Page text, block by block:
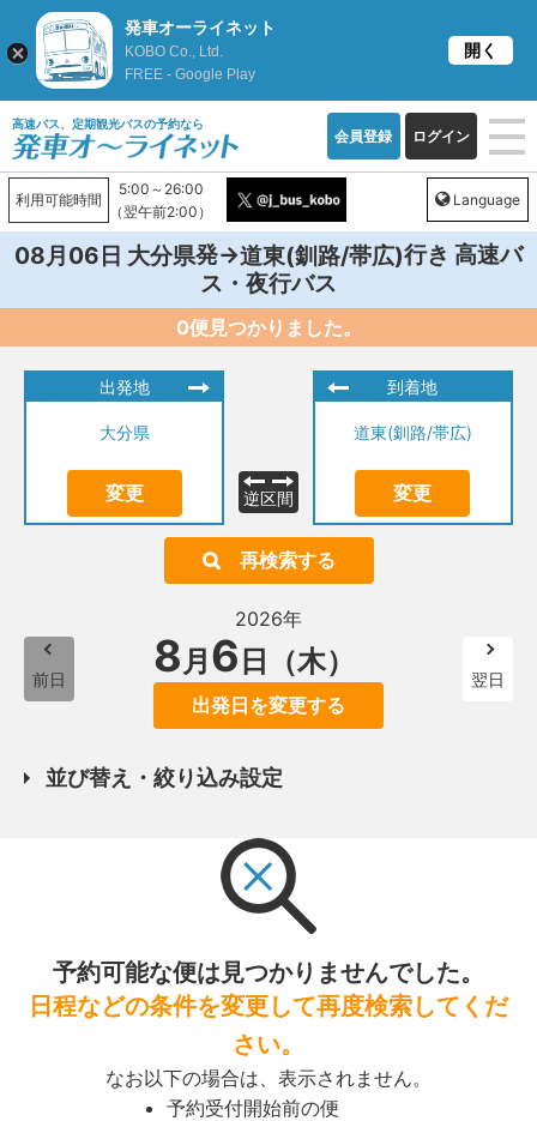
高速バス、定期観光バスの予約なら
会員登録 ログイン
利用可能時間
5:00～26:00
（翌午前2:00）
Language
08月06日 大分県発→道東(釧路/帯広)行き 高速バ
ス・夜行バス
0便見つかりました。
出発地
大分県
変更 逆区間
到着地
道東(釧路/帯広)
変更
再検索する
前日
2026年
8月 6 日（木）
出発日を変更する
翌日
並び替え・絞り込み設定
予約可能な便は見つかりませんでした。
日程などの条件を変更して再度検索してくだ
さい。
なお以下の場合は、表示されません。
予約受付開始前の便
発車オーライネット
KOBO Co., Ltd.
FREE - Google Play
開く